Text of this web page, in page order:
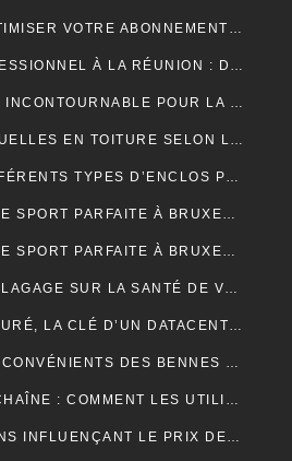
3 ASTUCES POUR OPTIMISER VOTRE ABONNEMENT IPTV PREMIUM EN FRANCE
PHOTOGRAPHE PROFESSIONNEL À LA RÉUNION : DÉCOUVREZ L’EXPÉRIENCE UNIQUE D’UNE SÉANCE PHOTO EN STUDIO
GÉO SEO : UN LEVIER INCONTOURNABLE POUR LA VISIBILITÉ LOCALE
LES TENDANCES ACTUELLES EN TOITURE SELON LES COUVREURS EXPÉRIMENTÉS
QUELS SONT LES DIFFÉRENTS TYPES D’ENCLOS POUR ANIMAUX ?
TROUVER LA SALLE DE SPORT PARFAITE À BRUXELLES : BIEN PLUS QU’UNE QUESTION D’ADRESSE
TROUVER LA SALLE DE SPORT PARFAITE À BRUXELLES : BIEN PLUS QU’UNE QUESTION D’ADRESSE
LES BIENFAITS DE L’ÉLAGAGE SUR LA SANTÉ DE VOS ARBRES
UN CÂBLAGE STRUCTURÉ, LA CLÉ D’UN DATACENTER MAINTENABLE
LES AVANTAGES ET INCONVÉNIENTS DES BENNES DE LOCATION À PRIX RÉDUIT
LES ÉLAGUEUSES À CHAÎNE : COMMENT LES UTILISER EFFICACEMENT
LES RÉGLEMENTATIONS INFLUENÇANT LE PRIX DES DÉCHARGES DE BENNE